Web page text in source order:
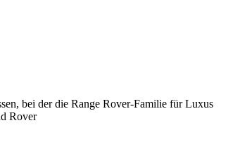
bei der die Range Rover-Familie für Luxus
Rover